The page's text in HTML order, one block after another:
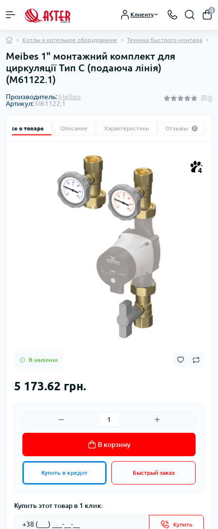
Клиенту
0
Котлы и котельное оборудование Техника быстрого монтажа
Meibes 1" монтажний комплект для
циркуляції Тип С (подаюча лінія)
(M61122.1)
Производитель: Meibes
Артикул: M61122.1
0
Все о товаре Описание Характеристики Отзывы 0
4
В наличии
5 173.62 грн.
В корзину
Купить в кредит Быстрый заказ
Купить этот товар в 1 клик:
Купить